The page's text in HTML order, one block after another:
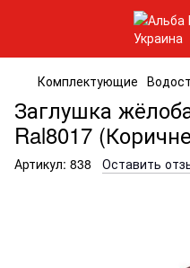
Комплектующие
Заглушка
Ral8017
Артикул: 838 Оставить